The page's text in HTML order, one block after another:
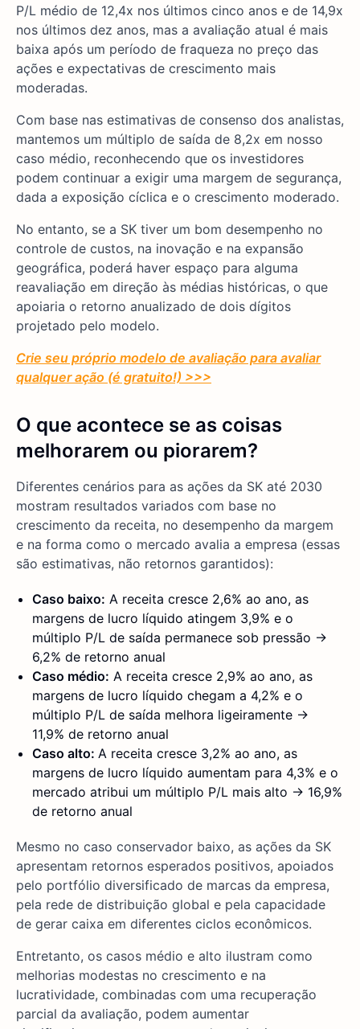
P/L médio de 12,4x nos últimos cinco anos e de 14,9x
nos últimos dez anos, mas a avaliação atual é mais
baixa após um período de fraqueza no preço das
ações e expectativas de crescimento mais
moderadas.
Com base nas estimativas de consenso dos analistas,
mantemos um múltiplo de saída de 8,2x em nosso
caso médio, reconhecendo que os investidores
podem continuar a exigir uma margem de segurança,
dada a exposição cíclica e o crescimento moderado.
No entanto, se a SK tiver um bom desempenho no
controle de custos, na inovação e na expansão
geográfica, poderá haver espaço para alguma
reavaliação em direção às médias históricas, o que
apoiaria o retorno anualizado de dois dígitos
projetado pelo modelo.
Crie seu próprio modelo de avaliação para avaliar
qualquer ação (é gratuito!) >>>
O que acontece se as coisas
melhorarem ou piorarem?
Diferentes cenários para as ações da SK até 2030
mostram resultados variados com base no
crescimento da receita, no desempenho da margem
e na forma como o mercado avalia a empresa (essas
são estimativas, não retornos garantidos):
Caso baixo: A receita cresce 2,6% ao ano, as
margens de lucro líquido atingem 3,9% e o
múltiplo P/L de saída permanece sob pressão →
6,2% de retorno anual
Caso médio: A receita cresce 2,9% ao ano, as
margens de lucro líquido chegam a 4,2% e o
múltiplo P/L de saída melhora ligeiramente →
11,9% de retorno anual
Caso alto: A receita cresce 3,2% ao ano, as
margens de lucro líquido aumentam para 4,3% e o
mercado atribui um múltiplo P/L mais alto → 16,9%
de retorno anual
Mesmo no caso conservador baixo, as ações da SK
apresentam retornos esperados positivos, apoiados
pelo portfólio diversificado de marcas da empresa,
pela rede de distribuição global e pela capacidade
de gerar caixa em diferentes ciclos econômicos.
Entretanto, os casos médio e alto ilustram como
melhorias modestas no crescimento e na
lucratividade, combinadas com uma recuperação
parcial da avaliação, podem aumentar